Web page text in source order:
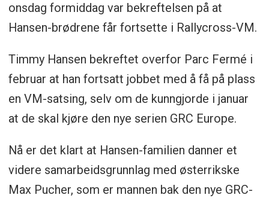
onsdag formiddag var bekreftelsen på at
Hansen-brødrene får fortsette i Rallycross-VM.
Timmy Hansen bekreftet overfor Parc Fermé i
februar at han fortsatt jobbet med å få på plass
en VM-satsing, selv om de kunngjorde i januar
at de skal kjøre den nye serien GRC Europe.
Nå er det klart at Hansen-familien danner et
videre samarbeidsgrunnlag med østerrikske
Max Pucher, som er mannen bak den nye GRC-